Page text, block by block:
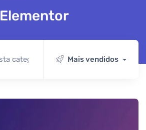
Elementor
Mais vendidos